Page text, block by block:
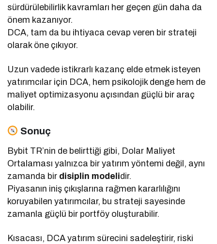
sürdürülebilirlik kavramları her geçen gün daha da
önem kazanıyor.
DCA, tam da bu ihtiyaca cevap veren bir strateji
olarak öne çıkıyor.
Uzun vadede istikrarlı kazanç elde etmek isteyen
yatırımcılar için DCA, hem psikolojik denge hem de
maliyet optimizasyonu açısından güçlü bir araç
olabilir.
Sonuç
Bybit TR’nin de belirttiği gibi, Dolar Maliyet
Ortalaması yalnızca bir yatırım yöntemi değil, aynı
zamanda bir disiplin modelidir.
Piyasanın iniş çıkışlarına rağmen kararlılığını
koruyabilen yatırımcılar, bu strateji sayesinde
zamanla güçlü bir portföy oluşturabilir.
Kısacası, DCA yatırım sürecini sadeleştirir, riski